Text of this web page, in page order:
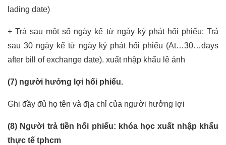
lading date)
+ Trả sau một số ngày kể từ ngày ký phát hối phiếu: Trả
sau 30 ngày kể từ ngày ký phát hối phiếu (At…30…days
after bill of exchange date). xuất nhập khẩu lê ánh
(7) người hưởng lợi hối phiếu.
Ghi đầy đủ họ tên và địa chỉ của người hưởng lợi
(8) Người trả tiền hối phiếu: khóa học xuất nhập khẩu
thực tế tphcm